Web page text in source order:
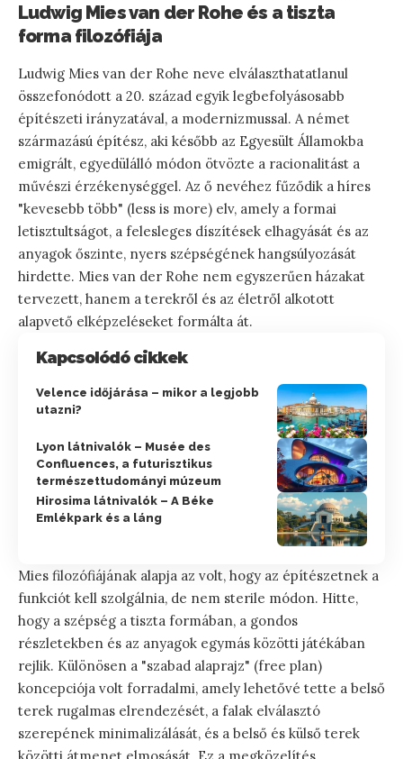
Ludwig Mies van der Rohe és a tiszta
forma filozófiája
Ludwig Mies van der Rohe neve elválaszthatatlanul
összefonódott a 20. század egyik legbefolyásosabb
építészeti irányzatával, a modernizmussal. A német
származású építész, aki később az Egyesült Államokba
emigrált, egyedülálló módon ötvözte a racionalitást a
művészi érzékenységgel. Az ő nevéhez fűződik a híres
"kevesebb több" (less is more) elv, amely a formai
letisztultságot, a felesleges díszítések elhagyását és az
anyagok őszinte, nyers szépségének hangsúlyozását
hirdette. Mies van der Rohe nem egyszerűen házakat
tervezett, hanem a terekről és az életről alkotott
alapvető elképzeléseket formálta át.
Kapcsolódó cikkek
Velence időjárása – mikor a legjobb
utazni?
Lyon látnivalók – Musée des
Confluences, a futurisztikus
természettudományi múzeum
Hirosima látnivalók – A Béke
Emlékpark és a láng
Mies filozófiájának alapja az volt, hogy az építészetnek a
funkciót kell szolgálnia, de nem sterile módon. Hitte,
hogy a szépség a tiszta formában, a gondos
részletekben és az anyagok egymás közötti játékában
rejlik. Különösen a "szabad alaprajz" (free plan)
koncepciója volt forradalmi, amely lehetővé tette a belső
terek rugalmas elrendezését, a falak elválasztó
szerepének minimalizálását, és a belső és külső terek